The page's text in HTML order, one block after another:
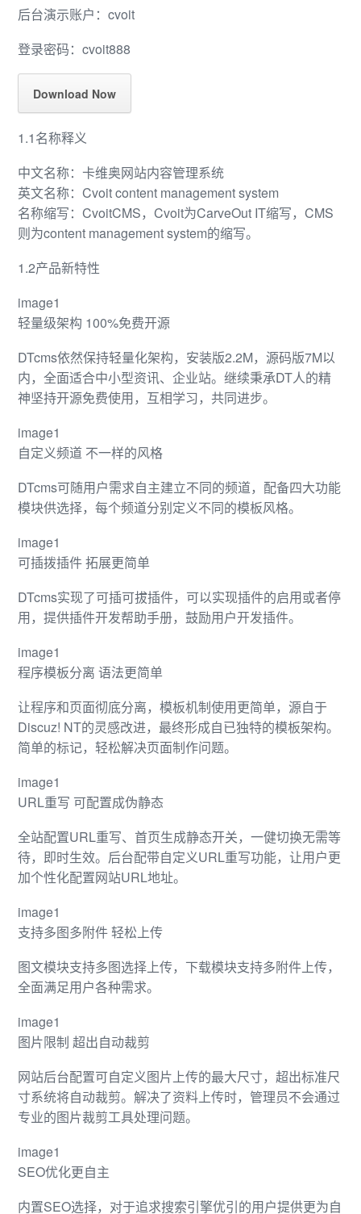
后台演示账户：cvoit
登录密码：cvoit888
Download Now
1.1名称释义
中文名称：卡维奥网站内容管理系统
英文名称：Cvoit content management system
名称缩写：CvoitCMS，Cvoit为CarveOut IT缩写，CMS
则为content management system的缩写。
1.2产品新特性
image1
轻量级架构 100%免费开源
DTcms依然保持轻量化架构，安装版2.2M，源码版7M以
内，全面适合中小型资讯、企业站。继续秉承DT人的精
神坚持开源免费使用，互相学习，共同进步。
image1
自定义频道 不一样的风格
DTcms可随用户需求自主建立不同的频道，配备四大功能
模块供选择，每个频道分别定义不同的模板风格。
image1
可插拨插件 拓展更简单
DTcms实现了可插可拔插件，可以实现插件的启用或者停
用，提供插件开发帮助手册，鼓励用户开发插件。
image1
程序模板分离 语法更简单
让程序和页面彻底分离，模板机制使用更简单，源自于
Discuz! NT的灵感改进，最终形成自已独特的模板架构。
简单的标记，轻松解决页面制作问题。
image1
URL重写 可配置成伪静态
全站配置URL重写、首页生成静态开关，一健切换无需等
待，即时生效。后台配带自定义URL重写功能，让用户更
加个性化配置网站URL地址。
image1
支持多图多附件 轻松上传
图文模块支持多图选择上传，下载模块支持多附件上传，
全面满足用户各种需求。
image1
图片限制 超出自动裁剪
网站后台配置可自定义图片上传的最大尺寸，超出标准尺
寸系统将自动裁剪。解决了资料上传时，管理员不会通过
专业的图片裁剪工具处理问题。
image1
SEO优化更自主
内置SEO选择，对于追求搜索引擎优引的用户提供更为自